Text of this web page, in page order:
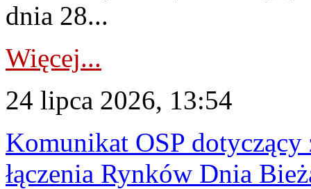
dnia 28...
Więcej...
24 lipca 2026, 13:54
Komunikat OSP dotyczący
łączenia Rynków Dnia